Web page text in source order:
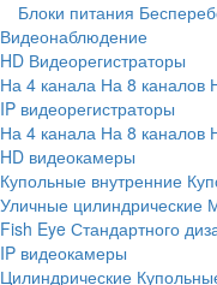
Блоки питания
Видеонаблюдение
HD Видеорегистраторы
На 4 канала На 8 каналов
IP видеорегистраторы
На 4 канала На 8 каналов
HD видеокамеры
Купольные внутренние
Уличные цилиндрические
Fish Eye Стандартного
IP видеокамеры
Цилиндрические